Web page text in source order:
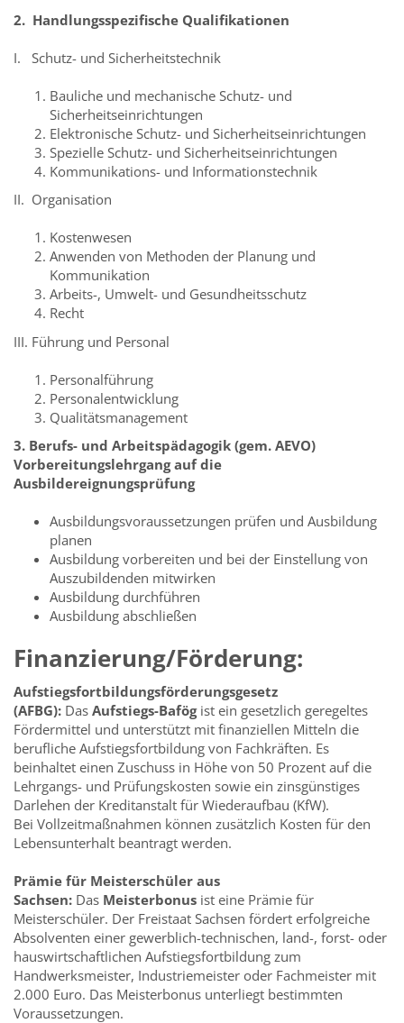
2. Handlungsspezifische Qualifikationen
I. Schutz- und Sicherheitstechnik
Bauliche und mechanische Schutz- und
Sicherheitseinrichtungen
Elektronische Schutz- und Sicherheitseinrichtungen
Spezielle Schutz- und Sicherheitseinrichtungen
Kommunikations- und Informationstechnik
II. Organisation
Kostenwesen
Anwenden von Methoden der Planung und
Kommunikation
Arbeits-, Umwelt- und Gesundheitsschutz
Recht
III. Führung und Personal
Personalführung
Personalentwicklung
Qualitätsmanagement
3. Berufs- und Arbeitspädagogik (gem. AEVO)
Vorbereitungslehrgang auf die
Ausbildereignungsprüfung
Ausbildungsvoraussetzungen prüfen und Ausbildung
planen
Ausbildung vorbereiten und bei der Einstellung von
Auszubildenden mitwirken
Ausbildung durchführen
Ausbildung abschließen
Finanzierung/Förderung:
Aufstiegsfortbildungsförderungsgesetz
(AFBG): Das Aufstiegs-Bafögist ein gesetzlich geregeltes
Fördermittel und unterstützt mit finanziellen Mitteln die
berufliche Aufstiegsfortbildung von Fachkräften. Es
beinhaltet einen Zuschuss in Höhe von 50 Prozent auf die
Lehrgangs- und Prüfungskosten sowie ein zinsgünstiges
Darlehen der Kreditanstalt für Wiederaufbau (KfW).
Bei Vollzeitmaßnahmen können zusätzlich Kosten für den
Lebensunterhalt beantragt werden.
Prämie für Meisterschüler aus
Sachsen: Das Meisterbonus ist eine Prämie für
Meisterschüler. Der Freistaat Sachsen fördert erfolgreiche
Absolventen einer gewerblich-technischen, land-, forst- oder
hauswirtschaftlichen Aufstiegsfortbildung zum
Handwerksmeister, Industriemeister oder Fachmeister mit
2.000 Euro. Das Meisterbonus unterliegt bestimmten
Voraussetzungen.